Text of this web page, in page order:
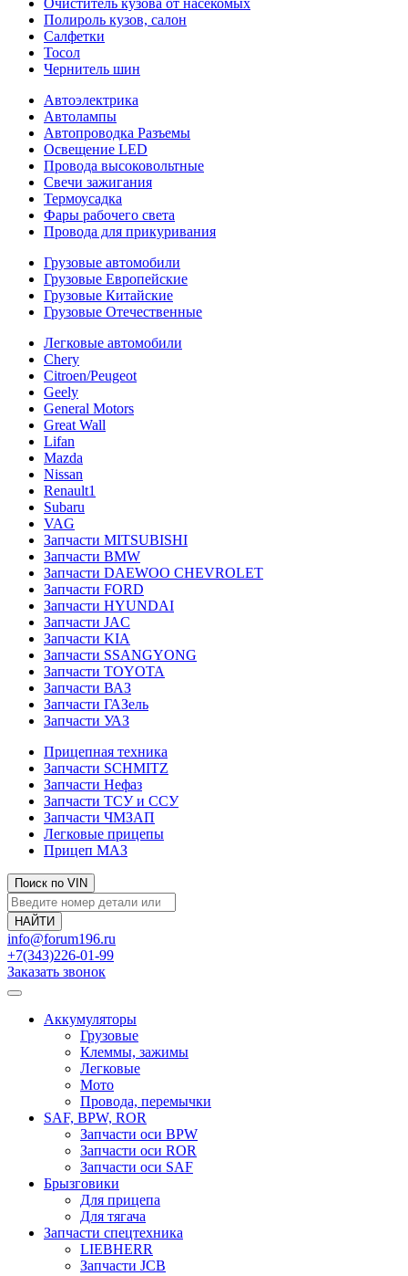
Очиститель кузова от насекомых
Полироль кузов, салон
Салфетки
Тосол
Чернитель шин
Автоэлектрика
Автолампы
Автопроводка Разъемы
Освещение LED
Провода высоковольтные
Свечи зажигания
Термоусадка
Фары рабочего света
Провода для прикуривания
Грузовые автомобили
Грузовые Европейские
Грузовые Китайские
Грузовые Отечественные
Легковые автомобили
Chery
Citroen/Peugeot
Geely
General Motors
Great Wall
Lifan
Mazda
Nissan
Renault1
Subaru
VAG
Запчасти MITSUBISHI
Запчасти BMW
Запчасти DAEWOO CHEVROLET
Запчасти FORD
Запчасти HYUNDAI
Запчасти JAC
Запчасти KIA
Запчасти SSANGYONG
Запчасти TOYOTA
Запчасти ВАЗ
Запчасти ГАЗель
Запчасти УАЗ
Прицепная техника
Запчасти SCHMITZ
Запчасти Нефаз
Запчасти ТСУ и ССУ
Запчасти ЧМЗАП
Легковые прицепы
Прицеп МАЗ
Поиск по VIN
info@forum196.ru
+7(343)226-01-99
Заказать звонок
Аккумуляторы
Грузовые
Клеммы, зажимы
Легковые
Мото
Провода, перемычки
SAF, BPW, ROR
Запчасти оси BPW
Запчасти оси ROR
Запчасти оси SAF
Брызговики
Для прицепа
Для тягача
Запчасти спецтехника
LIEBHERR
Запчасти JCB